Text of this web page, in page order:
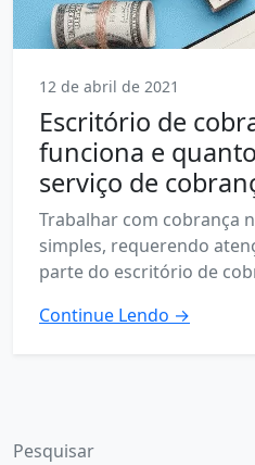
12 de abril de 2021
Escritório de
funciona e
serviço de
Trabalhar com cobrança
simples, requerendo
parte do escritório de
Continue Lendo →
Pesquisar